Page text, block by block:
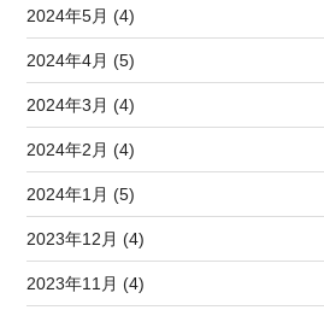
2024年5月 (4)
2024年4月 (5)
2024年3月 (4)
2024年2月 (4)
2024年1月 (5)
2023年12月 (4)
2023年11月 (4)